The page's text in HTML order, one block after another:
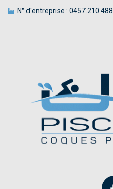
N° d'entreprise : 0457.210.488